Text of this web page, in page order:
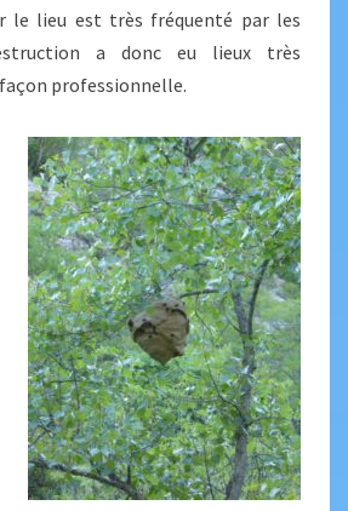
le lieu est très fréquenté par les
a donc eu lieux très
professionnelle.